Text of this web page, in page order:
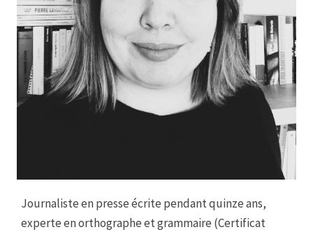
Journaliste en presse écrite pendant quinze ans,
experte en orthographe et grammaire (Certificat